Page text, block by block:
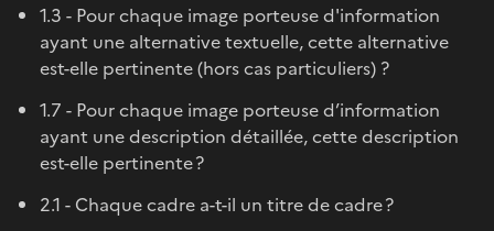
1.3 - Pour chaque image porteuse d'information
ayant une alternative textuelle, cette alternative
est-elle pertinente (hors cas particuliers) ?
1.7 - Pour chaque image porteuse d’information
ayant une description détaillée, cette description
est-elle pertinente ?
2.1 - Chaque cadre a-t-il un titre de cadre ?